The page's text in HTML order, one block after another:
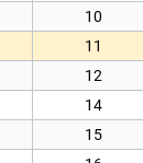
13
20
14
22
14
10
11
12
14
15